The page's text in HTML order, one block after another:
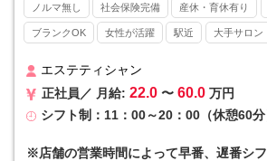
メンズ美容が注目され始めた2013年にスタート
都道府県すべてに店舗をかまえるリーディング
を集めています。
■■ 他社と差を付けるマーケティング力 ■■
自社のマーケティング部門によってYoutube、
本社で吸い上げる組織体制を整えています。さ
ノルマ無し 社会保険完備 産休・育休有り
ブランクOK 女性が活躍 駅近 大手サロン
エステティシャン
正社員／ 月給: 22.0 〜 60.0 万円
シフト制：11：00～20：00（休憩60分
※店舗の営業時間によって早番、遅番シフ